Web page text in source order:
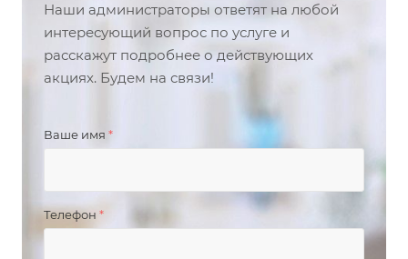
Наши администраторы ответят на любой
интересующий вопрос по услуге и
расскажут подробнее о действующих
акциях. Будем на связи!
Ваше имя *
Телефон *